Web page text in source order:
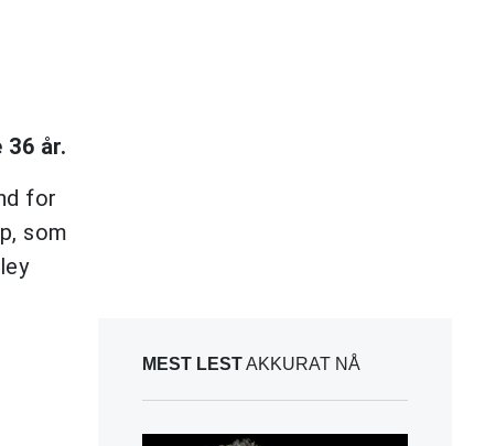
år.
for
som
MEST LESTAKKURAT NÅ